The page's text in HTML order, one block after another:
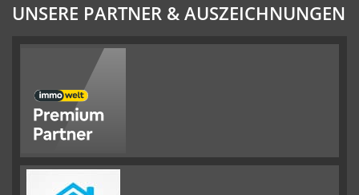
UNSERE PARTNER & AUSZEICHNUNGEN